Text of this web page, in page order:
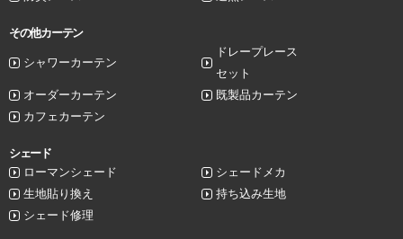
その他カーテン
シャワーカーテン
ドレープレース
セット
オーダーカーテン
既製品カーテン
カフェカーテン
シェード
ローマンシェード
シェードメカ
生地貼り換え
持ち込み生地
シェード修理